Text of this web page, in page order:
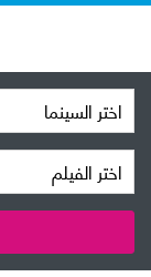
اختر السينما
اختر الفيلم